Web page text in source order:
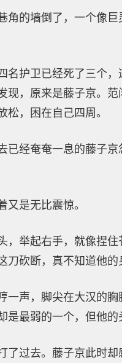
角的墙倒了，一个像
名护卫已经死了三个
现，原来是藤子京。
松，困在自己四周。
已经奄奄一息的藤子
又是无比震惊。
，举起右手，就像捏
刀砍断，真不知道他的
一声，脚尖在大汉的
是最弱的一个，但他的
了过去。藤子京此时